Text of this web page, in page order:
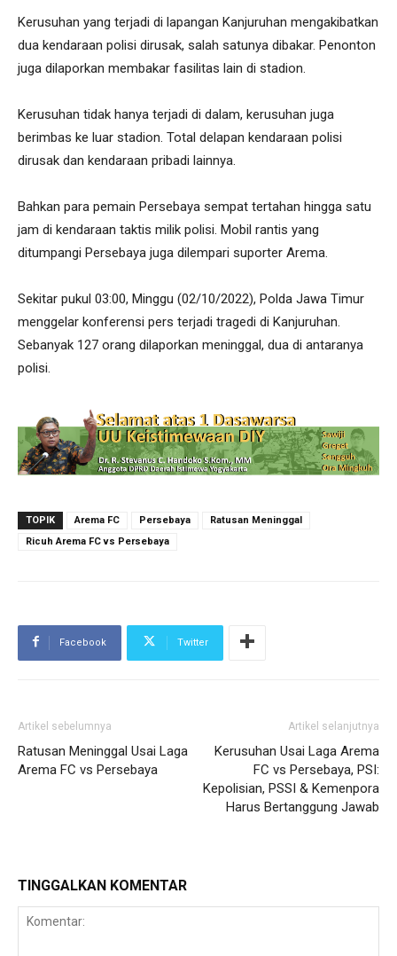
Kerusuhan yang terjadi di lapangan Kanjuruhan mengakibatkan
dua kendaraan polisi dirusak, salah satunya dibakar. Penonton
juga dilaporkan membakar fasilitas lain di stadion.
Kerusuhan tidak hanya terjadi di dalam, kerusuhan juga
berimbas ke luar stadion. Total delapan kendaraan polisi
dirusak dan kendaraan pribadi lainnya.
Bahkan para pemain Persebaya sempat tertahan hingga satu
jam di kendaraan taktis milik polisi. Mobil rantis yang
ditumpangi Persebaya juga dilempari suporter Arema.
Sekitar pukul 03:00, Minggu (02/10/2022), Polda Jawa Timur
menggelar konferensi pers terjadi tragedi di Kanjuruhan.
Sebanyak 127 orang dilaporkan meninggal, dua di antaranya
polisi.
TOPIK Arema FC Persebaya
Ratusan Meninggal
Ricuh Arema FC vs Persebaya
Facebook Twitter
Artikel sebelumnya
Ratusan Meninggal Usai Laga
Arema FC vs Persebaya
Artikel selanjutnya
Kerusuhan Usai Laga Arema
FC vs Persebaya, PSI:
Kepolisian, PSSI & Kemenpora
Harus Bertanggung Jawab
TINGGALKAN KOMENTAR